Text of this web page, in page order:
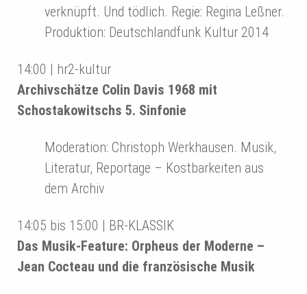
verknüpft. Und tödlich. Regie: Regina Leßner.
Produktion: Deutschlandfunk Kultur 2014
14:00 | hr2-kultur
Archivschätze Colin Davis 1968 mit
Schostakowitschs 5. Sinfonie
Moderation: Christoph Werkhausen. Musik,
Literatur, Reportage – Kostbarkeiten aus
dem Archiv
14:05 bis 15:00 | BR-KLASSIK
Das Musik-Feature: Orpheus der Moderne –
Jean Cocteau und die französische Musik